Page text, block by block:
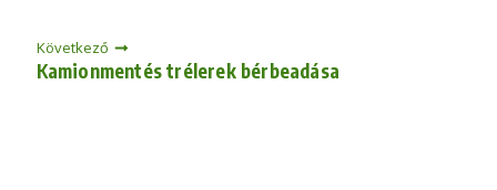
Következő
Kamionmentés trélerek bérbeadása